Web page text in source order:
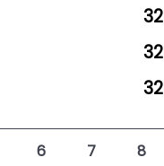
6 7 8